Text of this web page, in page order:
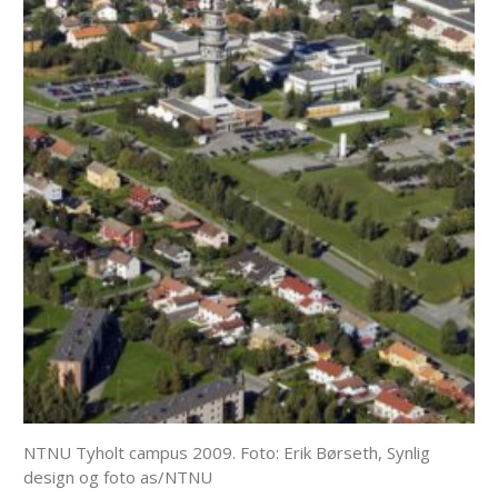
NTNU Tyholt campus 2009. Foto: Erik Børseth, Synlig
design og foto as/NTNU